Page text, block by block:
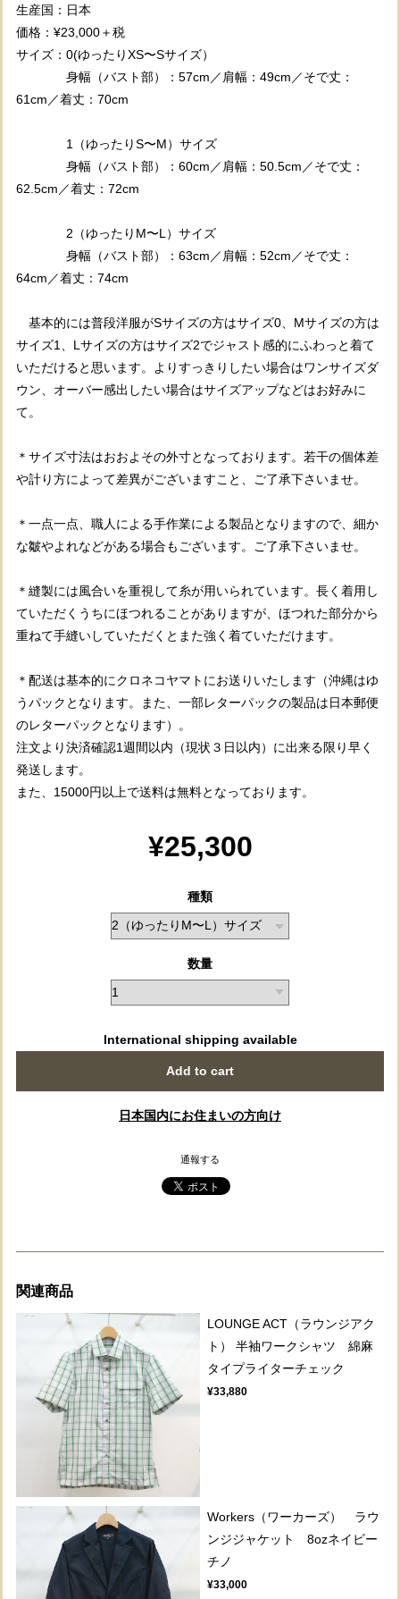
生産国：日本
価格：¥23,000＋税
サイズ：0(ゆったりXS〜Sサイズ）
身幅（バスト部）：57cm／肩幅：49cm／そで丈：
61cm／着丈：70cm
1（ゆったりS〜M）サイズ
身幅（バスト部）：60cm／肩幅：50.5cm／そで丈：
62.5cm／着丈：72cm
2（ゆったりM〜L）サイズ
身幅（バスト部）：63cm／肩幅：52cm／そで丈：
64cm／着丈：74cm
基本的には普段洋服がSサイズの方はサイズ0、Mサイズの方は
サイズ1、Lサイズの方はサイズ2でジャスト感的にふわっと着て
いただけると思います。よりすっきりしたい場合はワンサイズダ
ウン、オーバー感出したい場合はサイズアップなどはお好みに
て。
＊サイズ寸法はおおよその外寸となっております。若干の個体差
や計り方によって差異がございますこと、ご了承下さいませ。
＊一点一点、職人による手作業による製品となりますので、細か
な皺やよれなどがある場合もございます。ご了承下さいませ。
＊縫製には風合いを重視して糸が用いられています。長く着用し
ていただくうちにほつれることがありますが、ほつれた部分から
重ねて手縫いしていただくとまた強く着ていただけます。
＊配送は基本的にクロネコヤマトにお送りいたします（沖縄はゆ
うパックとなります。また、一部レターパックの製品は日本郵便
のレターパックとなります）。
注文より決済確認1週間以内（現状３日以内）に出来る限り早く
発送します。
また、15000円以上で送料は無料となっております。
¥25,300
種類
数量
International shipping available
Add to cart
日本国内にお住まいの方向け
通報する
関連商品
LOUNGE ACT（ラウンジアク
ト） 半袖ワークシャツ 綿麻
タイプライターチェック
¥33,880
Workers（ワーカーズ） ラウ
ンジジャケット 8ozネイビー
チノ
¥33,000